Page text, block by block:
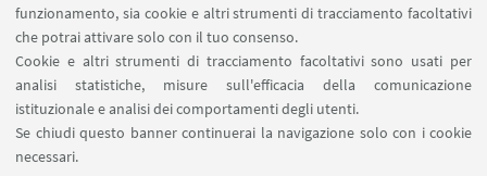
funzionamento, sia cookie e altri strumenti di tracciamento facoltativi
che potrai attivare solo con il tuo consenso.
Cookie e altri strumenti di tracciamento facoltativi sono usati per
analisi statistiche, misure sull'efficacia della comunicazione
istituzionale e analisi dei comportamenti degli utenti.
Se chiudi questo banner continuerai la navigazione solo con i cookie
necessari.
U-Web Missioni
AlmaEsami
AlmaWifi
Proxy: connessione da remoto
InfoPoint Azzo Gardino